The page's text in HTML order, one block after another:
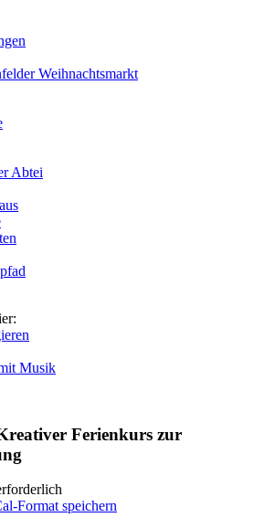
Weihnachtsmarkt
Abtei
Musik
Ferienkurs zur
Format speichern